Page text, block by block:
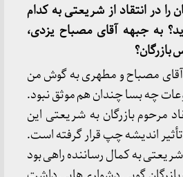
را در انتقاد از شریعتی به کدام
به جبهه آقای مصباح یزدی،
آقای مصباح و مطهری به گوش من
چه بسا چندان هم موثق نبود.
مرحوم بازرگان به شریعتی این
اندیشه چپ قرار گرفته است.
به کمال رساننده راهی بود